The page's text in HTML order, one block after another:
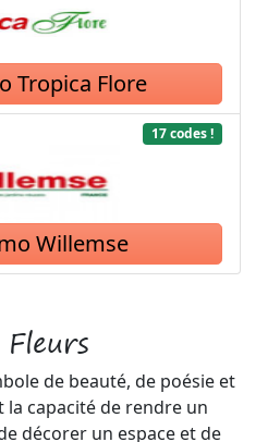
de beauté, de poésie et
la capacité de rendre un
décorer un espace et de
Tropica Flore
17 codes !
Willemse